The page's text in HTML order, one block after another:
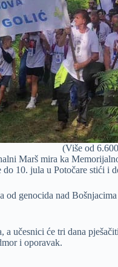
(Više od
Marš mira ka
10. jula u Potočare stići i
genocida nad
a učesnici će tri dana
i oporavak.